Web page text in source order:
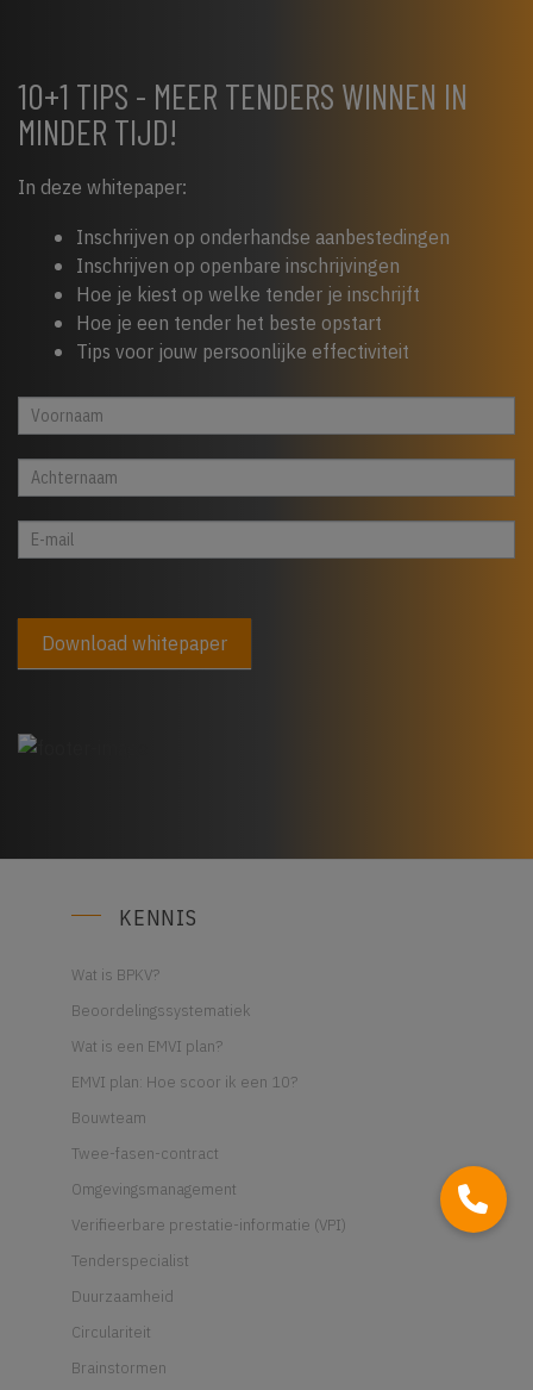
10+1 TIPS - MEER TENDERS WINNEN IN
MINDER TIJD!
In deze whitepaper:
Inschrijven op onderhandse aanbestedingen
Inschrijven op openbare inschrijvingen
Hoe je kiest op welke tender je inschrijft
Hoe je een tender het beste opstart
Tips voor jouw persoonlijke effectiviteit
Whitepaper
cta
footer
Indien
je
een
mens
bent,
laat
veld
leeg:.
Download whitepaper
KENNIS
Wat is BPKV?
Beoordelingssystematiek
Wat is een EMVI plan?
EMVI plan: Hoe scoor ik een 10?
Bouwteam
Twee-fasen-contract
Omgevingsmanagement
Verifieerbare prestatie-informatie (VPI)
Tenderspecialist
Duurzaamheid
Circulariteit
Brainstormen